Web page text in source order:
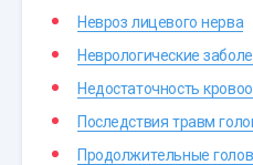
Невроз лицевого нерва
Неврологические
Недостаточность
Последствия травм
Продолжительные